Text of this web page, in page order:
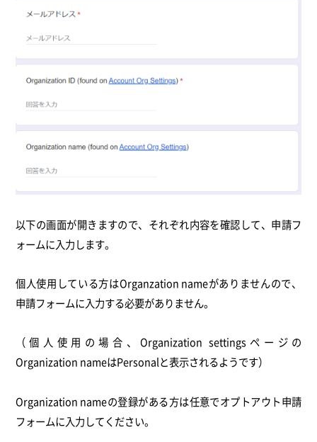
以下の画面が開きますので、それぞれ内容を確認して、申請フ
ォームに入力します。
個人使用している方はOrganzation nameがありませんので、
申請フォームに入力する必要がありません。
（個人使用の場合、Organization settingsページの
Organization nameはPersonalと表示されるようです）
Organization nameの登録がある方は任意でオプトアウト申請
フォームに入力してください。